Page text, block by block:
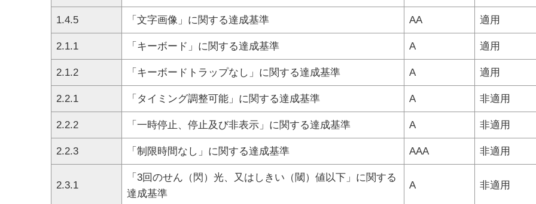
1.4.5 「文字画像」に関する達成基準 AA 適用
2.1.1 「キーボード」に関する達成基準 A 適用
2.1.2 「キーボードトラップなし」に関する達成基準 A 適用
2.2.1 「タイミング調整可能」に関する達成基準 A 非適用
2.2.2 「一時停止、停止及び非表示」に関する達成基準 A 非適用
2.2.3 「制限時間なし」に関する達成基準 AAA 非適用
2.3.1
「3回のせん（閃）光、又はしきい（閾）値以下」に関する
達成基準
A 非適用